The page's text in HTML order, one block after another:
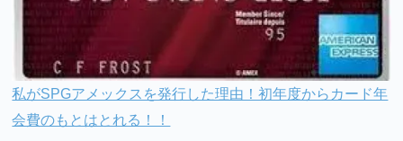
私がSPGアメックスを発行した理由！初年度からカード年
会費のもとはとれる！！